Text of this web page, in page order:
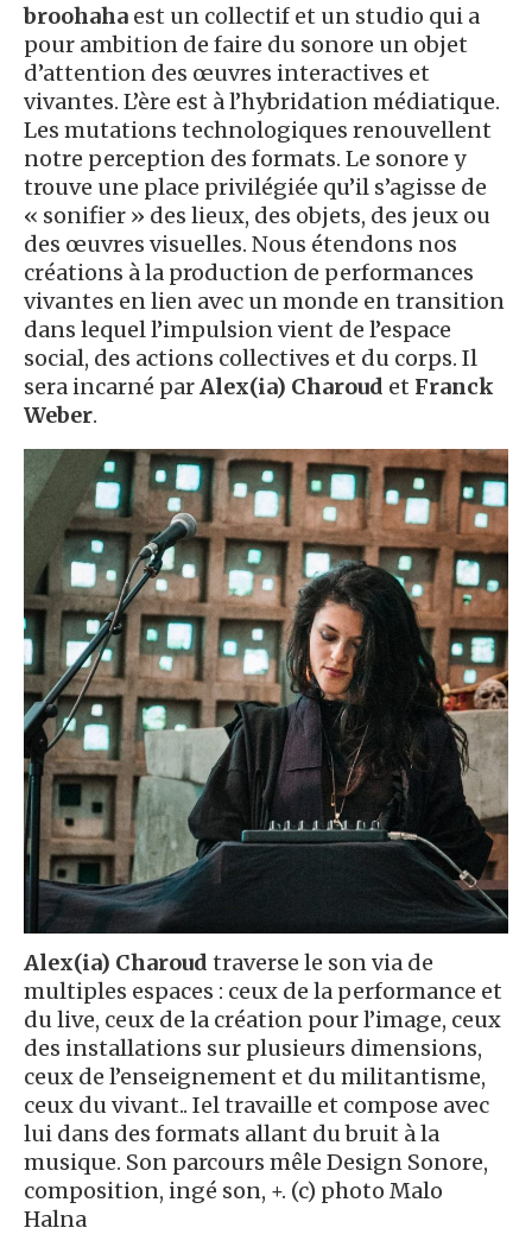
broohaha est un collectif et un studio qui a
pour ambition de faire du sonore un objet
d’attention des œuvres interactives et
vivantes. L’ère est à l’hybridation médiatique.
Les mutations technologiques renouvellent
notre perception des formats. Le sonore y
trouve une place privilégiée qu’il s’agisse de
« sonifier » des lieux, des objets, des jeux ou
des œuvres visuelles. Nous étendons nos
créations à la production de performances
vivantes en lien avec un monde en transition
dans lequel l’impulsion vient de l’espace
social, des actions collectives et du corps. Il
sera incarné parAlex(ia) Charoud et Franck
Weber.
Alex(ia) Charoud traverse le son via de
multiples espaces : ceux de la performance et
du live, ceux de la création pour l’image, ceux
des installations sur plusieurs dimensions,
ceux de l’enseignement et du militantisme,
ceux du vivant.. Iel travaille et compose avec
lui dans des formats allant du bruit à la
musique. Son parcours mêle Design Sonore,
composition, ingé son, +. (c) photo Malo
Halna